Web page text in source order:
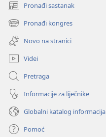
Pronađi sastanak
(otvara
se
novi
prozor)
Pronađi kongres
(otvara
se
novi
prozor)
Novo na stranici
Videi
Pretraga
Informacije za liječnike
Globalni katalog informacija
Pomoć